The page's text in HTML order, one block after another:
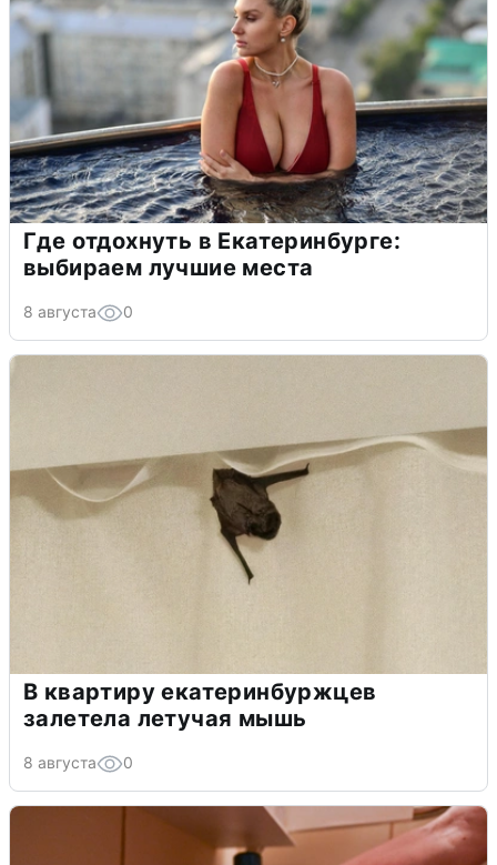
Где отдохнуть в Екатеринбурге:
выбираем лучшие места
8 августа 0
В квартиру екатеринбуржцев
залетела летучая мышь
8 августа 0